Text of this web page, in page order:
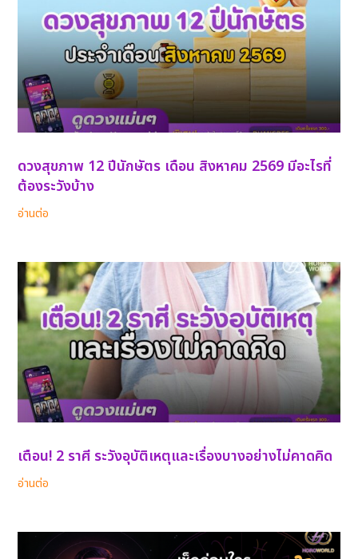
ดวงสุขภาพ 12 ปีนักษัตร เดือน สิงหาคม 2569 มีอะไรที่
ต้องระวังบ้าง
อ่านต่อ
เตือน! 2 ราศี ระวังอุบัติเหตุและเรื่องบางอย่างไม่คาดคิด
อ่านต่อ